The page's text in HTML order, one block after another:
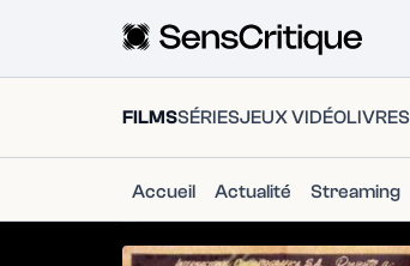
FILMSSÉRIESJEUX VIDÉOLIVRES
Accueil Actualité Streaming